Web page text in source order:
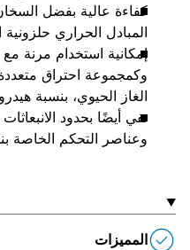
كفاءة عالية بفضل
المبادل الحراري
إمكانية استخدام مرنة
وكمجموعة احتراق متعددة
الغاز الحيوي، بنسبة
تفي أيضًا بحدود
وعناصر التحكم الخاصة
المميزات